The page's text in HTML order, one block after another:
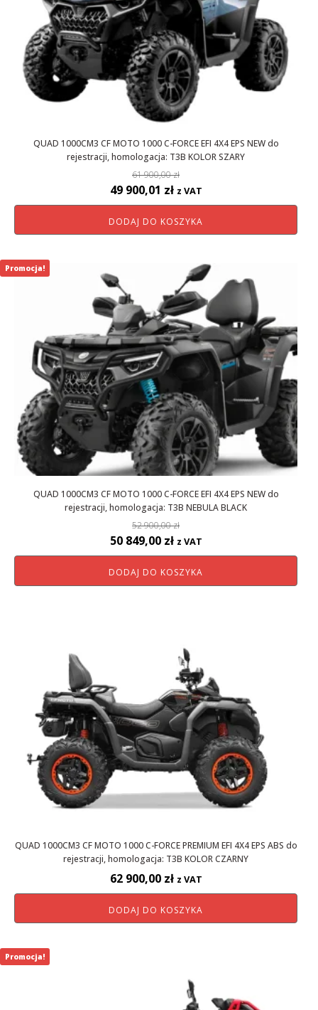
QUAD 1000CM3 CF MOTO 1000 C-FORCE EFI 4X4 EPS NEW do
rejestracji, homologacja: T3B KOLOR SZARY
61 900,00zł
Pierwotna
cena
wynosiła:
49 900,01 złAktualna
cena
wynosi:
900,01 zł.
z VAT
DODAJ DO KOSZYKA
QUAD 1000CM3 CF MOTO 1000 C-FORCE EFI 4X4 EPS NEW do
rejestracji, homologacja: T3B NEBULA BLACK
52 900,00zł
Pierwotna
cena
wynosiła:
50 849,00 złAktualna
cena
wynosi:
z VAT
DODAJ DO KOSZYKA
Promocja!
QUAD 1000CM3 CF MOTO 1000 C-FORCE PREMIUM EFI 4X4 EPS ABS do
rejestracji, homologacja: T3B KOLOR CZARNY
62 900,00 zł z VAT
DODAJ DO KOSZYKA
Promocja!